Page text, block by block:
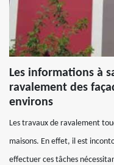
Les informations à
ravalement des
environs
Les travaux de ravalement
maisons. En effet, il est
effectuer ces tâches